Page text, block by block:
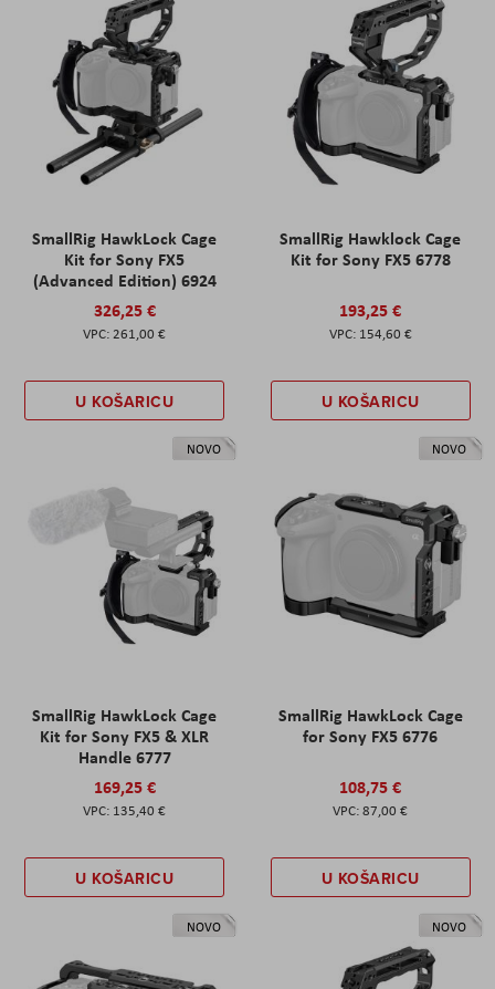
SmallRig HawkLock Cage
Kit for Sony FX5
(Advanced Edition) 6924
326,25 €
261,00 €
U KOŠARICU
SmallRig Hawklock Cage
Kit for Sony FX5 6778
193,25 €
154,60 €
U KOŠARICU
NOVO
SmallRig HawkLock Cage
Kit for Sony FX5 & XLR
Handle 6777
169,25 €
135,40 €
U KOŠARICU
NOVO
SmallRig HawkLock Cage
for Sony FX5 6776
108,75 €
87,00 €
U KOŠARICU
NOVO NOVO